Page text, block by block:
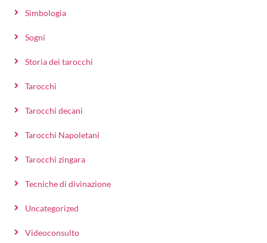
Simbologia
Sogni
Storia dei tarocchi
Tarocchi
Tarocchi decani
Tarocchi Napoletani
Tarocchi zingara
Tecniche di divinazione
Uncategorized
Videoconsulto